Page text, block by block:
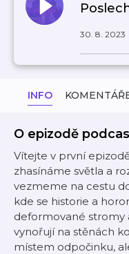
30. 8. 2023
INFO
O epizodě
Vítejte v první
zhasínáme světla a
vezmeme na cestu
kde se historie a
deformované stromy
vynořují na stěnách
místem odpočinku,